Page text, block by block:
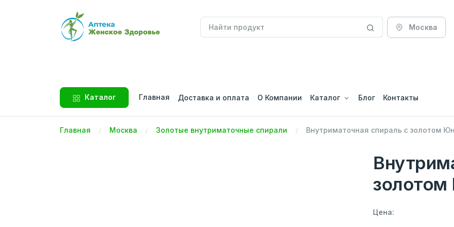
Москва
Каталог Главная Доставка и оплата О Компании Каталог Блог Контакты
Главная Москва Золотые внутриматочные спирали Внутриматочная спираль с золотом
Цена: